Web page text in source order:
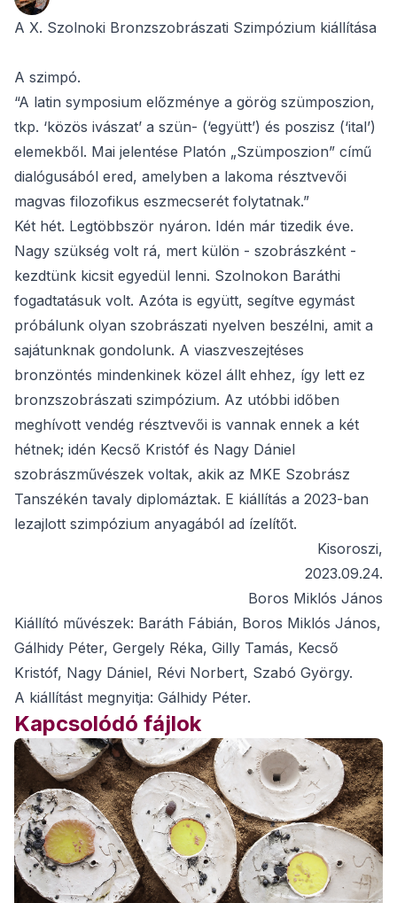
A X. Szolnoki Bronzszobrászati Szimpózium kiállítása
A szimpó.
“A latin symposium előzménye a görög szümposzion,
tkp. ‘közös ivászat’ a szün- (‘együtt’) és poszisz (‘ital’)
elemekből. Mai jelentése Platón „Szümposzion” című
dialógusából ered, amelyben a lakoma résztvevői
magvas filozofikus eszmecserét folytatnak.”
Két hét. Legtöbbször nyáron. Idén már tizedik éve.
Nagy szükség volt rá, mert külön - szobrászként -
kezdtünk kicsit egyedül lenni. Szolnokon Baráthi
fogadtatásuk volt. Azóta is együtt, segítve egymást
próbálunk olyan szobrászati nyelven beszélni, amit a
sajátunknak gondolunk. A viaszveszejtéses
bronzöntés mindenkinek közel állt ehhez, így lett ez
bronzszobrászati szimpózium. Az utóbbi időben
meghívott vendég résztvevői is vannak ennek a két
hétnek; idén Kecső Kristóf és Nagy Dániel
szobrászművészek voltak, akik az MKE Szobrász
Tanszékén tavaly diplomáztak. E kiállítás a 2023-ban
lezajlott szimpózium anyagából ad ízelítőt.
Kisoroszi,
2023.09.24.
Boros Miklós János
Kiállító művészek: Baráth Fábián, Boros Miklós János,
Gálhidy Péter, Gergely Réka, Gilly Tamás, Kecső
Kristóf, Nagy Dániel, Révi Norbert, Szabó György.
A kiállítást megnyitja: Gálhidy Péter.
Kapcsolódó fájlok